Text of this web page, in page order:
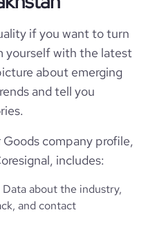
Consumer Services
51-200 employees
Kazakhstan
KZ
область, Kazakhstan
*******
294
https://www.vlife.kz
company/vlife-kz
if you want to turn
yourself with the latest
about emerging
and tell you
company profile,
includes:
Data about the industry,
and contact